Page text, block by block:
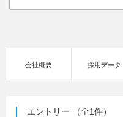
会社概要 採用データ
エントリー （全1件）